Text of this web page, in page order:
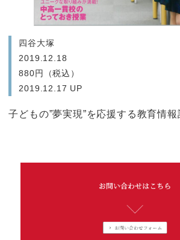
四谷大塚
2019.12.18
880円（税込）
2019.12.17 UP
子どもの”夢実現”を応援する教育情報